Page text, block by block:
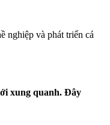
nghiệp và phát triển cá
xung quanh. Đây